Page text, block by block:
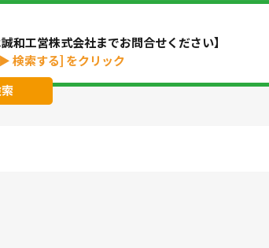
和工営株式会社までお問合せください】
検索する] をクリック
駐車場